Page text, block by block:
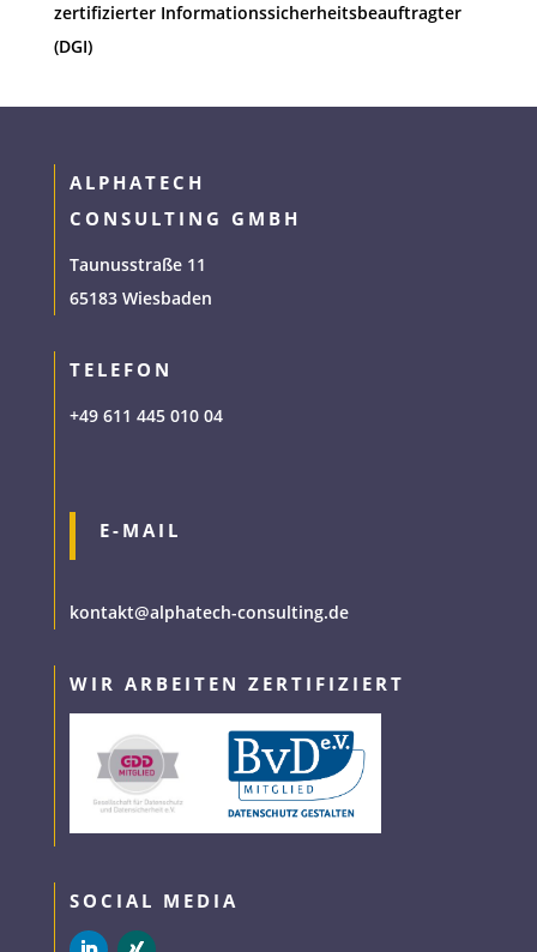
zertifizierter Informationssicherheitsbeauftragter
(DGI)
ALPHATECH
CONSULTING GMBH
Taunusstraße 11
65183 Wiesbaden
TELEFON
+49 611 445 010 04
E-MAIL
kontakt@alphatech-consulting.de
WIR ARBEITEN ZERTIFIZIERT
SOCIAL MEDIA